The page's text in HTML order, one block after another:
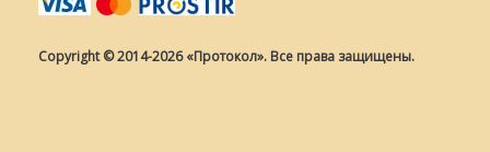
Copyright © 2014-2026 «Протокол». Все права защищены.